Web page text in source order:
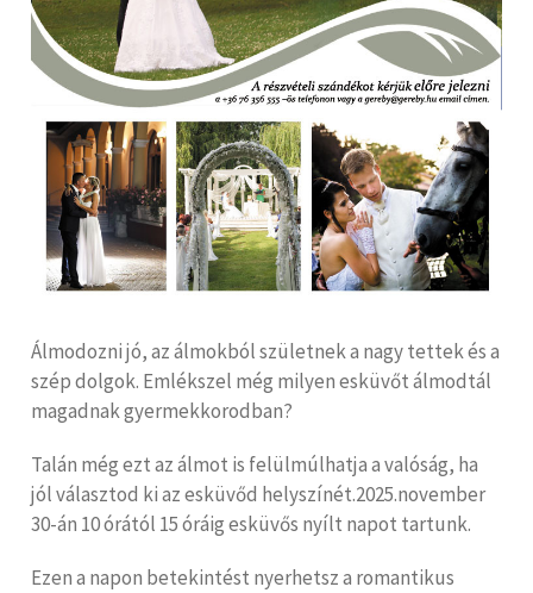
Álmodozni jó, az álmokból születnek a nagy tettek és a
szép dolgok. Emlékszel még milyen esküvőt álmodtál
magadnak gyermekkorodban?
Talán még ezt az álmot is felülmúlhatja a valóság, ha
jól választod ki az esküvőd helyszínét.2025.november
30-án 10 órától 15 óráig esküvős nyílt napot tartunk.
Ezen a napon betekintést nyerhetsz a romantikus